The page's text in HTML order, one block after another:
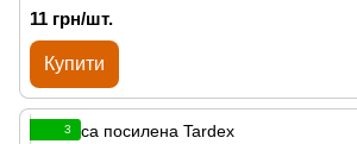
11 грн/шт.
Купити
3